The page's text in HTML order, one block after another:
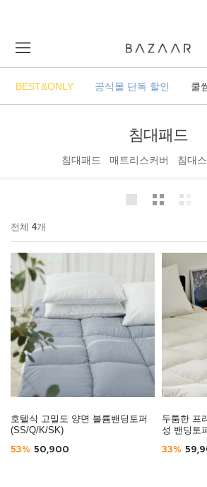
BEST&ONLY 공식몰 단독 할인 쿨
침대패드
침대패드 매트리스커버 침대
전체 4개
호텔식 고밀도 양면 볼륨밴딩토퍼
(SS/Q/K/SK)
53% 50,900
두툼한 프
성 밴딩토
33%